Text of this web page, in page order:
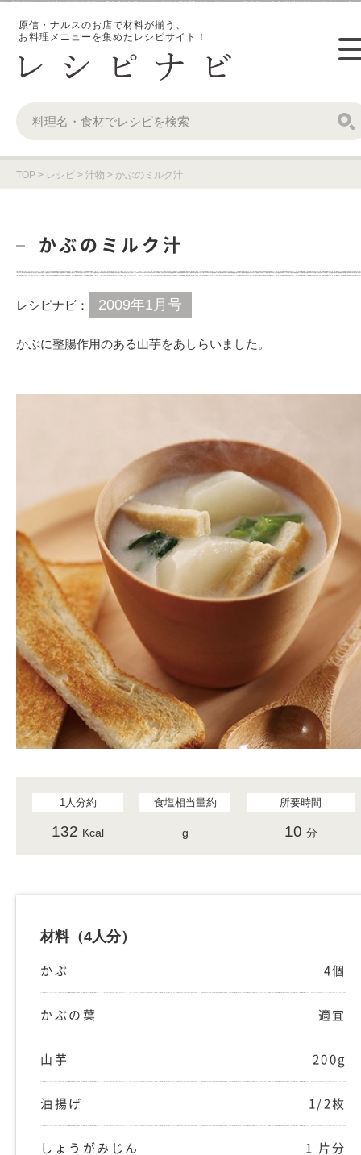
原信・ナルスのお店で材料が揃う、
お料理メニューを集めたレシピサイト！
TOP > レシピ > 汁物 > かぶのミルク汁
かぶのミルク汁
レシピナビ： 2009年1月号
かぶに整腸作用のある山芋をあしらいました。
1人分約
132 Kcal
食塩相当量約
g
所要時間
10 分
材料（4人分）
かぶ 4個
かぶの葉 適宜
山芋 200g
油揚げ 1/2枚
しょうがみじん 1 片分